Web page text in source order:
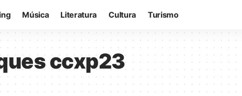
Música Literatura Cultura Turismo
ccxp23